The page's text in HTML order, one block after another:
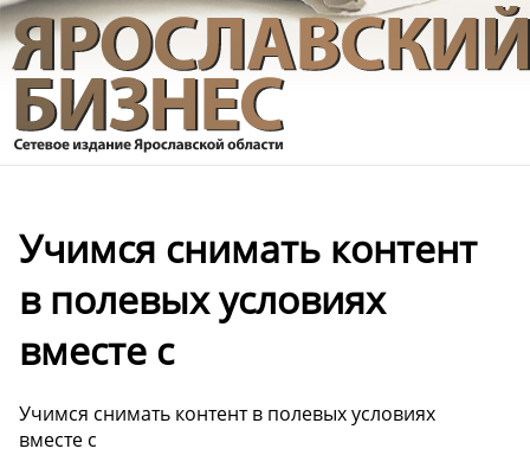
Учимся снимать контент
в полевых условиях
вместе с
Учимся снимать контент в полевых условиях
вместе с